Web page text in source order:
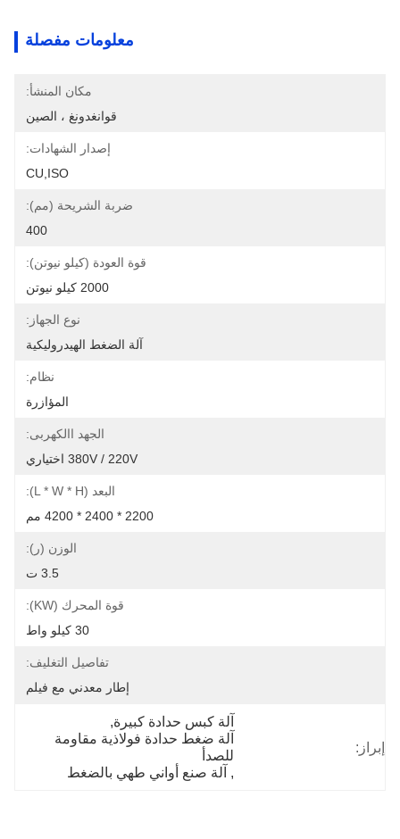
معلومات مفصلة
مكان المنشأ:
قوانغدونغ ، الصين
إصدار الشهادات:
CU,ISO
ضربة الشريحة (مم):
400
قوة العودة (كيلو نيوتن):
2000 كيلو نيوتن
نوع الجهاز:
آلة الضغط الهيدروليكية
نظام:
المؤازرة
الجهد االكهربى:
380V / 220V اختياري
البعد (L * W * H):
2200 * 2400 * 4200 مم
الوزن (ر):
3.5 ت
قوة المحرك (kW):
30 كيلو واط
تفاصيل التغليف:
إطار معدني مع فيلم
إبراز:
آلة كبس حدادة كبيرة ,
آلة ضغط حدادة فولاذية مقاومة
للصدأ
آلة صنع أواني طهي بالضغط